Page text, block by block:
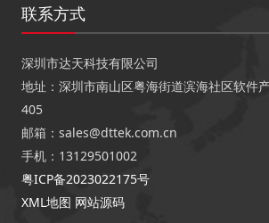
联系方式
深圳市达天科技有限公司
地址：深圳市南山区粤海街道滨海社区软件
405
邮箱：sales@dttek.com.cn
手机：13129501002
粤ICP备2023022175号
XML地图 网站源码